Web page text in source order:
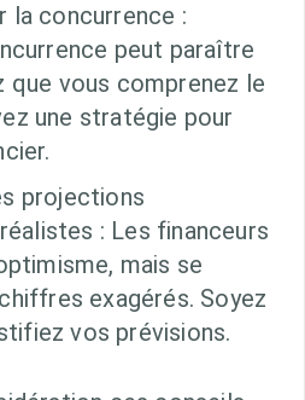
la concurrence :
peut paraître
que vous comprenez le
une stratégie pour
projections
: Les financeurs
mais se
exagérés. Soyez
vos prévisions.